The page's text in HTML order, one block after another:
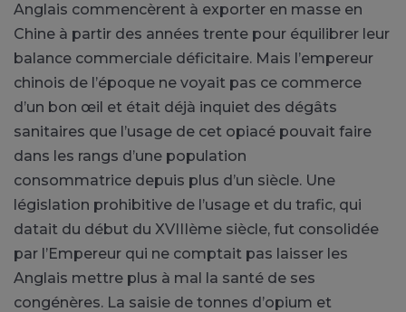
Anglais commencèrent à exporter en masse en
Chine à partir des années trente pour équilibrer leur
balance commerciale déficitaire. Mais l’empereur
chinois de l’époque ne voyait pas ce commerce
d’un bon œil et était déjà inquiet des dégâts
sanitaires que l’usage de cet opiacé pouvait faire
dans les rangs d’une population
consommatrice depuis plus d’un siècle. Une
législation prohibitive de l’usage et du trafic, qui
datait du début du XVIIIème siècle, fut consolidée
par l’Empereur qui ne comptait pas laisser les
Anglais mettre plus à mal la santé de ses
congénères. La saisie de tonnes d’opium et